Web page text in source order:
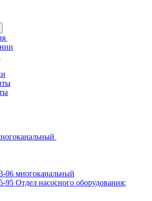
06 многоканальный
95 Отдел насосного оборудования: